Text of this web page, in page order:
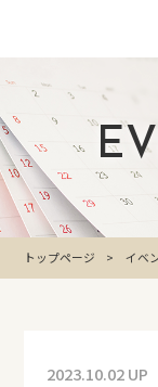
トップページ イベ
2023.10.02 UP